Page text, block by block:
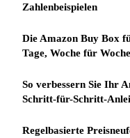
Zahlenbeispielen
Die Amazon Buy Box
Tage, Woche für Woche
So verbessern Sie Ihr
Schritt-für-Schritt-
Regelbasierte